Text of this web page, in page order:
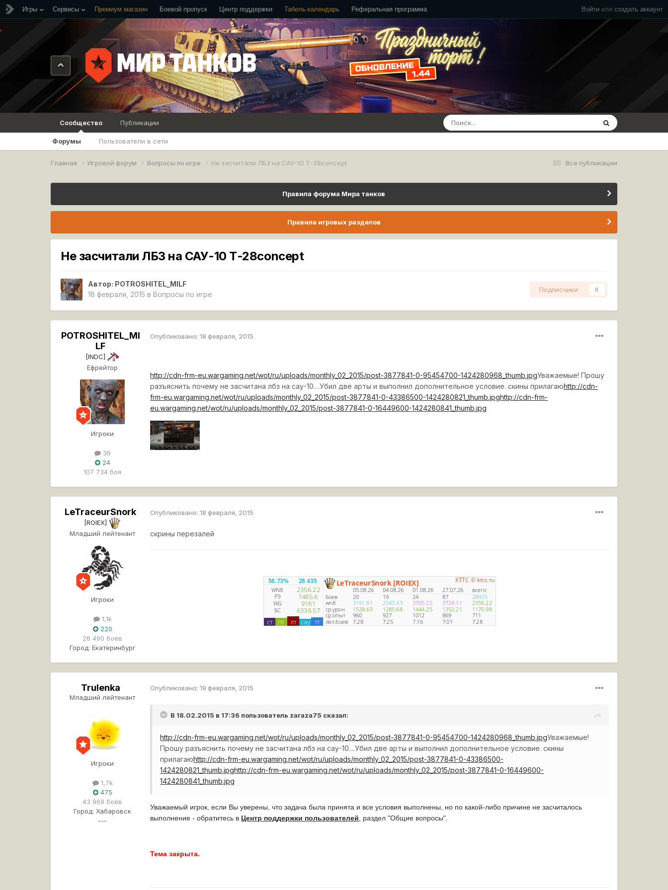
Войти или создать аккаунт
Игры Сервисы Премиум магазин Боевой пропуск Центр поддержки Табель-календарь Реферальная программа
Сообщество
Форумы Пользователи в сети
Публикации
Все публикации
Главная Игровой форум Вопросы по игре Не засчитали ЛБЗ на САУ-10 Т-28concept
Правила форума Мира танков
Правила игровых разделов
Не засчитали ЛБЗ на САУ-10 Т-28concept
Автор: POTROSHITEL_MILF
18 февраля, 2015 в Вопросы по игре
Подписчики 0
POTROSHITEL_MI
LF
[INDC]
Ефрейтор
Игроки
36
24
107 734 боя
Опубликовано:18 февраля, 2015
http://cdn-frm-eu.wargaming.net/wot/ru/uploads/monthly_02_2015/post-3877841-0-95454700-1424280968_thumb.jpgУважаемые! Прошу
разъяснить почему не засчитана лбз на сау-10....Убил две арты и выполнил дополнительное условие. скины прилагаюhttp://cdn-
frm-eu.wargaming.net/wot/ru/uploads/monthly_02_2015/post-3877841-0-43386500-1424280821_thumb.jpghttp://cdn-frm-
eu.wargaming.net/wot/ru/uploads/monthly_02_2015/post-3877841-0-16449600-1424280841_thumb.jpg
LeTraceurSnork
[ROIEX]
Младший лейтенант
Игроки
1,1k
220
28 490 боёв
Город: Екатеринбург
Опубликовано:18 февраля, 2015
скрины перезалей
Trulenka
Младший лейтенант
Игроки
1,7k
475
43 969 боёв
Город: Хабаровск
---
Опубликовано:19 февраля, 2015
В 18.02.2015 в 17:36 пользователь zaraza75 сказал:
http://cdn-frm-eu.wargaming.net/wot/ru/uploads/monthly_02_2015/post-3877841-0-95454700-1424280968_thumb.jpgУважаемые!
Прошу разъяснить почему не засчитана лбз на сау-10....Убил две арты и выполнил дополнительное условие. скины
прилагаюhttp://cdn-frm-eu.wargaming.net/wot/ru/uploads/monthly_02_2015/post-3877841-0-43386500-
1424280821_thumb.jpghttp://cdn-frm-eu.wargaming.net/wot/ru/uploads/monthly_02_2015/post-3877841-0-16449600-
1424280841_thumb.jpg
Уважаемый игрок, если Вы уверены, что задача была принята и все условия выполнены, но по какой-либо причине не засчиталось
выполнение - обратитесь в Центр поддержки пользователей , раздел "Общие вопросы".
Тема закрыта.